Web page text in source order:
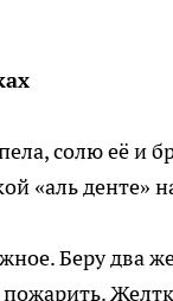
солю её и
«аль денте»
Беру два